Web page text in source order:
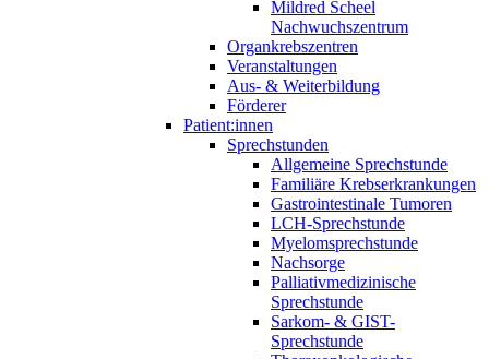
Mildred Scheel
Nachwuchszentrum
Organkrebszentren
Veranstaltungen
Aus- & Weiterbildung
Förderer
Patient:innen
Sprechstunden
Allgemeine Sprechstunde
Familiäre Krebserkrankungen
Gastrointestinale Tumoren
LCH-Sprechstunde
Myelomsprechstunde
Nachsorge
Palliativmedizinische
Sprechstunde
Sarkom- & GIST-
Sprechstunde